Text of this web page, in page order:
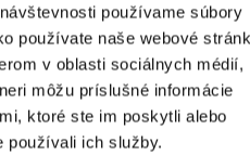
používame súbory
používate naše webové
v oblasti sociálnych médií,
môžu príslušné informácie
ktoré ste im poskytli alebo
používali ich služby.